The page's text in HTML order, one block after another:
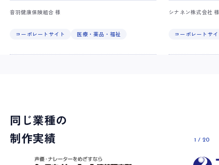
音羽健康保険組合 様
コーポレートサイト 医療・薬品・福祉
シナネン株式会社
コーポレートサ
同じ業種の
制作実績
1 / 20